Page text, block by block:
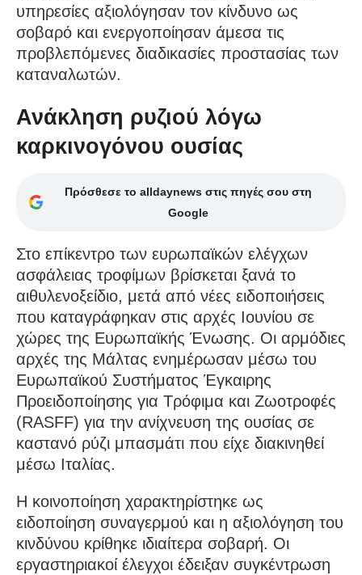
υπηρεσίες αξιολόγησαν τον κίνδυνο ως
σοβαρό και ενεργοποίησαν άμεσα τις
προβλεπόμενες διαδικασίες προστασίας των
καταναλωτών.
Ανάκληση ρυζιού λόγω
καρκινογόνου ουσίας
Πρόσθεσε το alldaynews στις πηγές σου στη
Google
Στο επίκεντρο των ευρωπαϊκών ελέγχων
ασφάλειας τροφίμων βρίσκεται ξανά το
αιθυλενοξείδιο, μετά από νέες ειδοποιήσεις
που καταγράφηκαν στις αρχές Ιουνίου σε
χώρες της Ευρωπαϊκής Ένωσης. Οι αρμόδιες
αρχές της Μάλτας ενημέρωσαν μέσω του
Ευρωπαϊκού Συστήματος Έγκαιρης
Προειδοποίησης για Τρόφιμα και Ζωοτροφές
(RASFF) για την ανίχνευση της ουσίας σε
καστανό ρύζι μπασμάτι που είχε διακινηθεί
μέσω Ιταλίας.
Η κοινοποίηση χαρακτηρίστηκε ως
ειδοποίηση συναγερμού και η αξιολόγηση του
κινδύνου κρίθηκε ιδιαίτερα σοβαρή. Οι
εργαστηριακοί έλεγχοι έδειξαν συγκέντρωση